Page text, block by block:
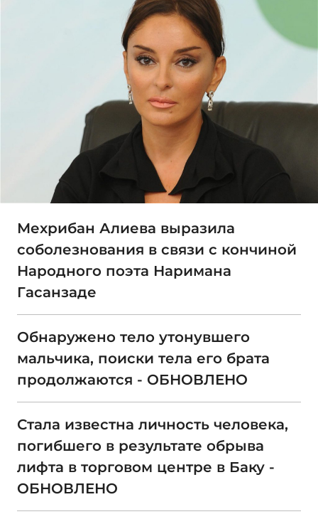
Мехрибан Алиева выразила
соболезнования в связи с кончиной
Народного поэта Наримана
Гасанзаде
Обнаружено тело утонувшего
мальчика, поиски тела его брата
продолжаются - ОБНОВЛЕНО
Стала известна личность человека,
погибшего в результате обрыва
лифта в торговом центре в Баку -
ОБНОВЛЕНО